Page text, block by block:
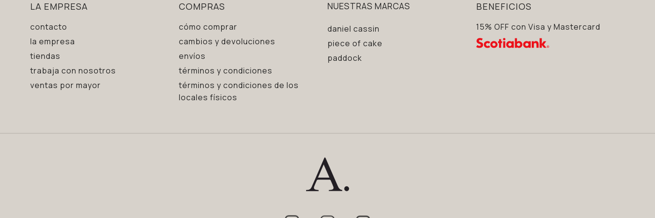
LA EMPRESA
contacto
la empresa
tiendas
trabaja con nosotros
ventas por mayor
COMPRAS
cómo comprar
cambios y devoluciones
envíos
términos y condiciones
términos y condiciones de los
locales físicos
NUESTRAS MARCAS
daniel cassin
piece of cake
paddock
BENEFICIOS
15% OFF con Visa y Mastercard